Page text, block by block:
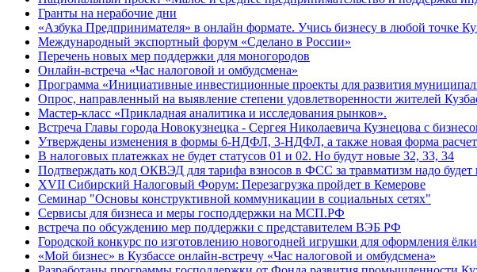
Гранты на нерабочие дни
«Азбука Предпринимателя» в онлайн формате. Учись бизнесу в любой точке
Международный экспортный форум «Сделано в России»
Перечень новых мер поддержки для моногородов
Онлайн-встреча «Час налоговой и омбудсмена»
Программа «Инициативные инвестиционные проекты для развития
Опрос, направленный на выявление степени удовлетворенности жителей
Мастер-класс «Прикладная аналитика и исследования рынков».
Встреча Главы города Новокузнецка - Сергея Николаевича Кузнецова с
Утверждены изменения в формы 6-НДФЛ, 3-НДФЛ, а также новая форма
В налоговых платежках не будет статусов 01 и 02. Но будут новые 32, 33, 34
Подтверждать код ОКВЭД для тарифа взносов в ФСС за травматизм надо
XVII Сибирский Налоговый Форум: Перезагрузка пройдет в Кемерове
Семинар "Основы конструктивной коммуникации в социальных сетях"
Сервисы для бизнеса и меры господдержки на МСП.РФ
встреча по обсуждению мер поддержки с представителем ВЭБ РФ
Городской конкурс по изготовлению новогодней игрушки для оформления
«Мой бизнес» в Кузбассе онлайн-встречу «Час налоговой и омбудсмена»